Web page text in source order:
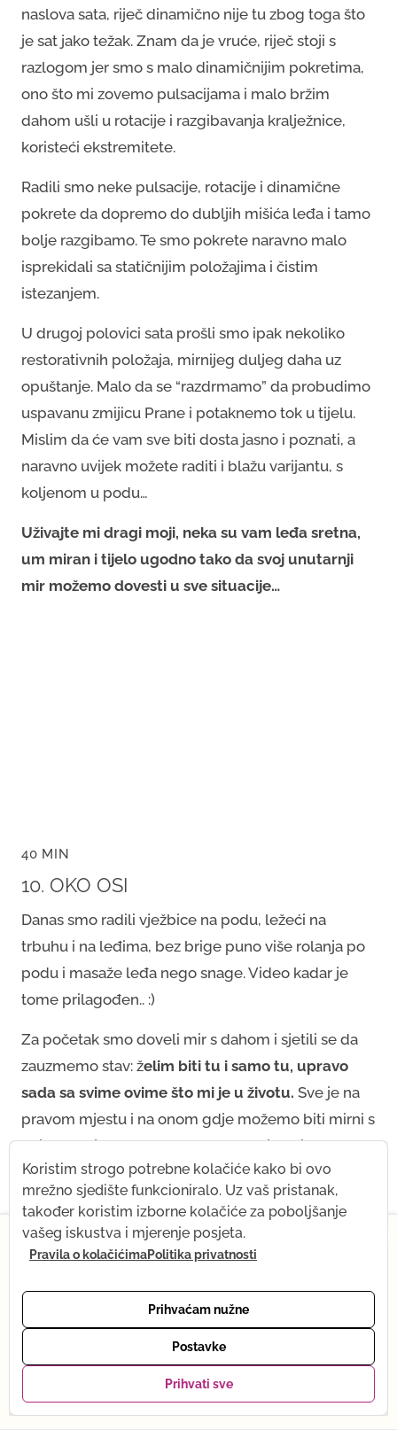
naslova sata, riječ dinamično nije tu zbog toga što
je sat jako težak. Znam da je vruće, riječ stoji s
razlogom jer smo s malo dinamičnijim pokretima,
ono što mi zovemo pulsacijama i malo bržim
dahom ušli u rotacije i razgibavanja kralježnice,
koristeći ekstremitete.
Radili smo neke pulsacije, rotacije i dinamične
pokrete da dopremo do dubljih mišića leđa i tamo
bolje razgibamo. Te smo pokrete naravno malo
isprekidali sa statičnijim položajima i čistim
istezanjem.
U drugoj polovici sata prošli smo ipak nekoliko
restorativnih položaja, mirnijeg duljeg daha uz
opuštanje. Malo da se “razdrmamo” da probudimo
uspavanu zmijicu Prane i potaknemo tok u tijelu.
Mislim da će vam sve biti dosta jasno i poznati, a
naravno uvijek možete raditi i blažu varijantu, s
koljenom u podu…
Uživajte mi dragi moji, neka su vam leđa sretna,
um miran i tijelo ugodno tako da svoj unutarnji
mir možemo dovesti u sve situacije…
40 MIN
10. OKO OSI
Danas smo radili vježbice na podu, ležeći na
trbuhu i na leđima, bez brige puno više rolanja po
podu i masaže leđa nego snage. Video kadar je
tome prilagođen.. :)
Za početak smo doveli mir s dahom i sjetili se da
zauzmemo stav: želim biti tu i samo tu, upravo
sada sa svime ovime što mi je u životu. Sve je na
pravom mjestu i na onom gdje možemo biti mirni s
onime što je, barem na kratko da prihvatimo.
Znate one vježbe na leđima u kojima rotacijama
masiramo duboke leđne mišiće da resetiramo bol i
napetosti? E pa sad smo radili slično samo ležeći
na trbuhu, tako da razmišljajte na isti način –
masaža dubokih leđnih mišića oko osi rotacije,
kralježnice. Naravno u ovim vježbama malo više
aktiviramo leđnjake pa smo ih resetirala s, naravno,
delfin plankom. :)
Bez brige, za ove ljetne dane ovaj sat je savršen,
Od 1. srpnja na kratko mijenjam ritam — dolazi mi
listopada. Hvala na razumijevanju — vidimo se
uskoro, uživo ili preko snimke. Tena :)
Koristim strogo potrebne kolačiće kako bi ovo
mrežno sjedište funkcioniralo. Uz vaš pristanak,
također koristim izborne kolačiće za poboljšanje
vašeg iskustva i mjerenje posjeta.
Pravila o kolačićimaPolitika privatnosti
Prihvaćam nužne
Postavke
Prihvati sve